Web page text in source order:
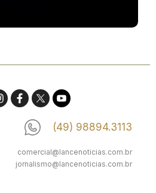
(49) 98894.3113
comercial@lancenoticias.com.br
jornalismo@lancenoticias.com.br